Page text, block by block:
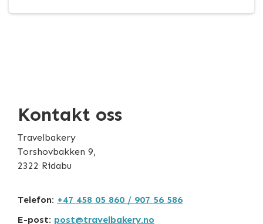
Kontakt oss
Travelbakery
Torshovbakken 9,
2322 Ridabu
Telefon: +47 458 05 860 / 907 56 586
E-post: post@travelbakery.no